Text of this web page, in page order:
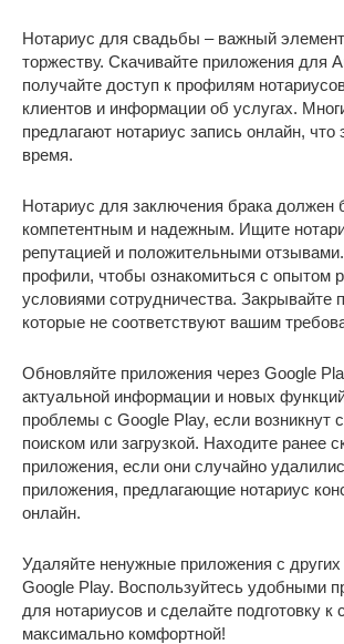
Нотариус для свадьбы – важный элемент
торжеству. Скачивайте приложения для
получайте доступ к профилям
клиентов и информации об услугах.
предлагают нотариус запись онлайн,
время.
Нотариус для заключения брака должен
компетентным и надежным. Ищите
репутацией и положительными
профили, чтобы ознакомиться с опытом
условиями сотрудничества. Закрывайте
которые не соответствуют вашим
Обновляйте приложения через Google
актуальной информации и новых
проблемы с Google Play, если возникнут
поиском или загрузкой. Находите ранее
приложения, если они случайно
приложения, предлагающие нотариус
онлайн.
Удаляйте ненужные приложения с других
Google Play. Воспользуйтесь удобными
для нотариусов и сделайте подготовку к
максимально комфортной!